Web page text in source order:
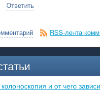
Ответить
RSS-лента
и от чего